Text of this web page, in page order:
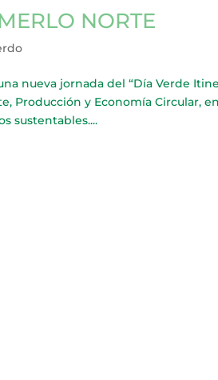
NORTE
nueva jornada del “Día Verde
Producción y Economía Circular,
sustentables....